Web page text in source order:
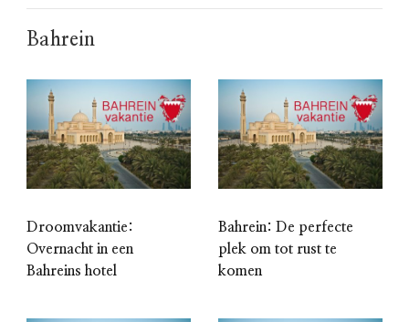
Bahrein
Droomvakantie:
Overnacht in een
Bahreins hotel
Bahrein: De perfecte
plek om tot rust te
komen